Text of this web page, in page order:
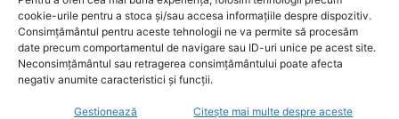
cookie-urile pentru a stoca și/sau accesa informațiile despre dispozitiv.
Consimțământul pentru aceste tehnologii ne va permite să procesăm
date precum comportamentul de navigare sau ID-uri unice pe acest site.
Neconsimțământul sau retragerea consimțământului poate afecta
negativ anumite caracteristici și funcții.
Gestionează
Citește mai multe despre aceste
august. Autoritățile au intrat în linie
dreaptă cu una dintre cele mai[...]